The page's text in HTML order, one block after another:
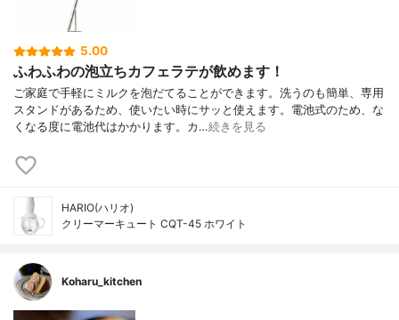
5.00
ふわふわの泡立ちカフェラテが飲めます！
ご家庭で手軽にミルクを泡だてることができます。洗うのも簡単、専用
スタンドがあるため、使いたい時にサッと使えます。電池式のため、な
くなる度に電池代はかかります。カ…続きを見る
HARIO(ハリオ)
クリーマーキュート CQT-45 ホワイト
Koharu_kitchen